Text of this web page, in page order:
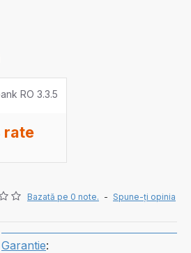
Bazată pe 0 note. - Spune-ţi opinia
rate
Garantie: